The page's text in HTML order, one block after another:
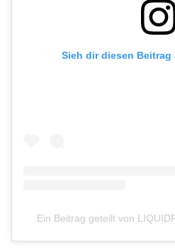
Sieh dir diesen Beitrag
Ein Beitrag geteilt von